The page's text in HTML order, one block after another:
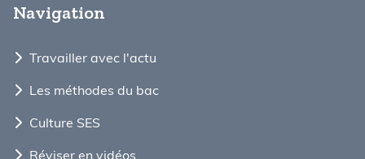
Navigation
Travailler avec l'actu
Les méthodes du bac
Culture SES
Réviser en vidéos